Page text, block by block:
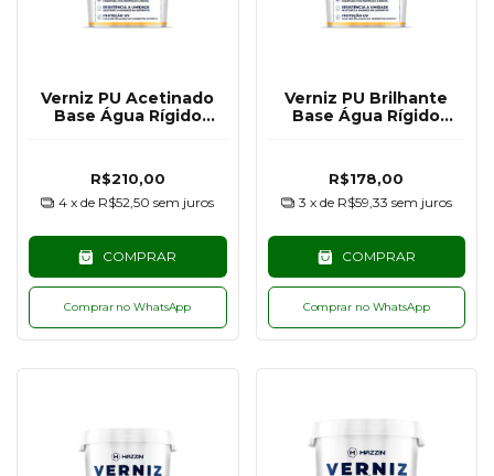
Verniz PU Acetinado
Base Água Rígido
R$210,00
4 x de R$52,50 sem juros
COMPRAR
Comprar no WhatsApp
Verniz PU Brilhante
Base Água Rígido
R$178,00
3 x de R$59,33 sem juros
COMPRAR
Comprar no WhatsApp